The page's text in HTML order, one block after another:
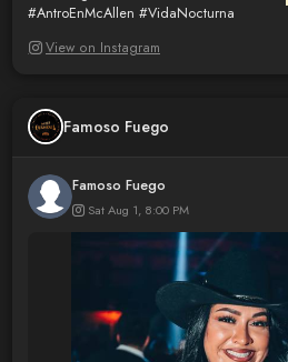
#AntroEnMcAllen #VidaNocturna
View on Instagram
Famoso Fuego
Famoso Fuego
Sat Aug 1, 8:00 PM